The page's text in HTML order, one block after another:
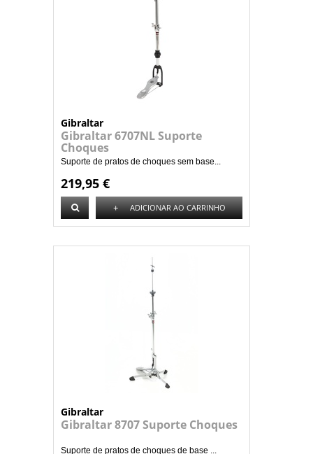
Gibraltar
Gibraltar 6707NL Suporte
Choques
Suporte de pratos de choques sem base...
219,95 €
+ ADICIONAR AO CARRINHO
Gibraltar
Gibraltar 8707 Suporte Choques
Suporte de pratos de choques de base ...